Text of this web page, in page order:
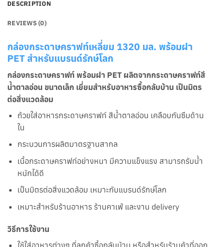
DESCRIPTION
REVIEWS (0)
กล่องกระดาษคราฟท์เหลี่ยม 1320 มล. พร้อมฝา
PET สำหรับแบรนด์รักษ์โลก
กล่องกระดาษคราฟท์ พร้อมฝา PET ผลิตจากกระดาษคราฟท์สี
น้ำตาลอ่อน ขนาดเล็ก เยี่ยมสำหรับอาหารซื้อกลับบ้าน เป็นมิตร
ต่อสิ่งแวดล้อม
ถ้วยใส่อาหารกระดาษคราฟท์ สีน้ำตาลอ่อน เคลือบกันซึมด้าน
ใน
กระบวนการผลิตมาตรฐานสากล
เนื้อกระดาษคราฟท์อย่างหนา มีความแข็งแรง สามารถรับน้ำ
หนักได้ดี
เป็นมิตรต่อสิ่งแวดล้อม เหมาะกับแบรนด์รักษ์โลก
เหมาะสำหรับร้านอาหาร ร้านคาเฟ่ และงาน delivery
วิธีการใช้งาน
ใช้ใส่อาหารต่างๆ ที่ลูกค้าซื้อกลับบ้าน หรือสำหรับร้านค้าที่ออก